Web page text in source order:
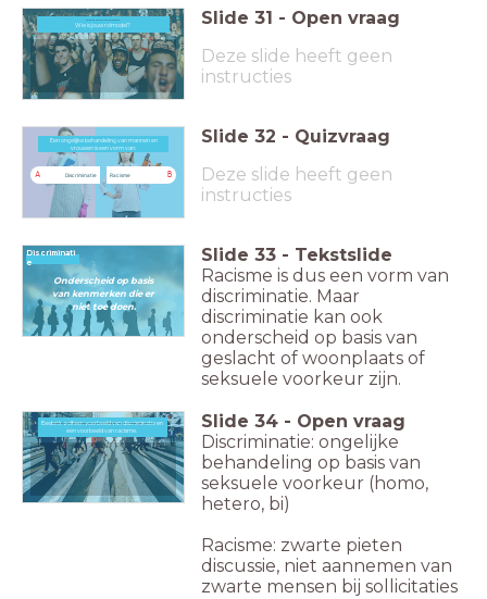
Wie is jouw rolmodel?
Wie is jouw rolmodel? Slide 31 - Open vraag
Deze slide heeft geen
instructies
Een ongelijke behandeling van mannen en vrouwen is een vorm van
Een ongelijke behandeling van mannen en
vrouwen is een vorm van:
A Discriminatie B
Racisme
Slide 32 - Quizvraag
Deze slide heeft geen
instructies
Discriminati
e
Onderscheid op basis
van kenmerken die er
niet toe doen.
Slide 33 - Tekstslide
Racisme is dus een vorm van
discriminatie. Maar
discriminatie kan ook
onderscheid op basis van
geslacht of woonplaats of
seksuele voorkeur zijn.
zelBedenk een voorbeeld van discriminatie en een voorbeeld van racisme.
Bedenk zelf een voorbeeld van discriminatie en
een voorbeeld van racisme.
Slide 34 - Open vraag
Discriminatie: ongelijke
behandeling op basis van
seksuele voorkeur (homo,
hetero, bi)
Racisme: zwarte pieten
discussie, niet aannemen van
zwarte mensen bij sollicitaties